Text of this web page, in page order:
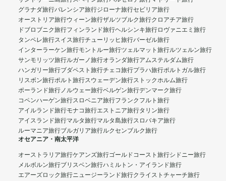
グラナダ旅行バレンシア旅行ジローナ旅行セビリア旅行
オーストリア旅行ウィーン旅行ザルツブルク旅行クロアチア旅行
ドブロブニク旅行フィンランド旅行ヘルシンキ旅行ロヴァニエミ旅行
タンペレ旅行スイス旅行チューリッヒ旅行バーゼル旅行
インターラーケン旅行モントルー旅行ツェルマット旅行ルツェルン旅行
サンモリッツ旅行ルガーノ旅行オランダ旅行アムステルダム旅行
ハンガリー旅行ブダペスト旅行チェコ旅行プラハ旅行ポルトガル旅行
リスボン旅行ポルト旅行スウェーデン旅行ストックホルム旅行
ポーランド旅行ノルウェー旅行ベルゲン旅行デンマーク旅行
コペンハーゲン旅行スロベニア旅行フランクフルト旅行
アイルランド旅行モナコ旅行エストニア旅行タリン旅行
アイスランド旅行マルタ旅行マルタ島旅行スロバキア旅行
ルーマニア旅行ブルガリア旅行ルクセンブルク旅行
オセアニア・南太平洋
オーストラリア旅行ケアンズ旅行ゴールドコースト旅行シドニー旅行
メルボルン旅行ブリスベン旅行ハミルトン・アイランド旅行
エアーズロック旅行ニュージーランド旅行クライストチャーチ旅行